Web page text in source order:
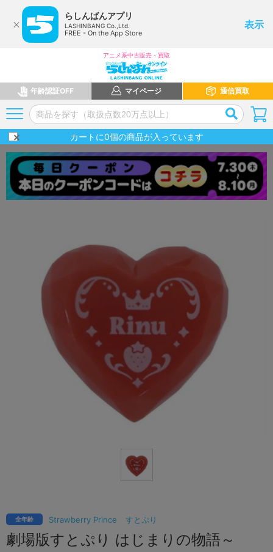
らしんばんアプリ
LASHINBANG Co.,Ltd.
FREE - On the App Store
表示
アニメ系中古販売・買取
年齢認証OFF マイページ 通信買取
カートに0個の商品が入っています
Strawberry Prince すとぷり
全年齢
劇場版すとぷり はじまりの物語～